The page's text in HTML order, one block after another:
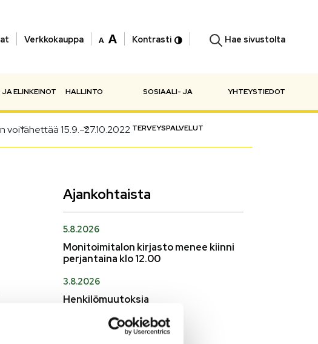
Verkkokauppa Kontrasti Hae sivustolta
JA ELINKEINOT HALLINTO SOSIAALI- JA
TERVEYSPALVELUT
YHTEYSTIEDOT
voi lähettää 15.9.–27.10.2022
Ajankohtaista
5.8.2026
Monitoimitalon kirjasto menee kiinni
perjantaina klo 12.00
3.8.2026
Henkilömuutoksia